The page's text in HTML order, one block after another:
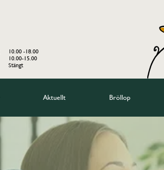
10.00 -18.00
10.00-15.00
Stängt
Aktuellt Bröllop